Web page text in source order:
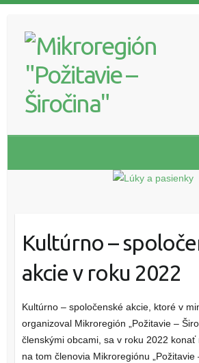
Kultúrno –
akcie v roku 2022
Kultúrno – spoločenské akcie, ktoré v
organizoval Mikroregión „Požitavie –
členskými obcami, sa v roku 2022 konať
na tom členovia Mikroregiónu „Požitavie